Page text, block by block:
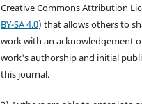
Creative Commons Attribution
BY-SA 4.0) that allows others to
work with an acknowledgement
work's authorship and initial
this journal.